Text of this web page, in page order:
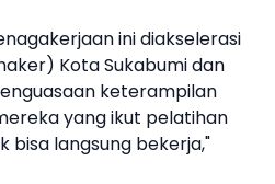
ini diakselerasi
Kota Sukabumi dan
keterampilan
yang ikut pelatihan
bisa langsung bekerja,"